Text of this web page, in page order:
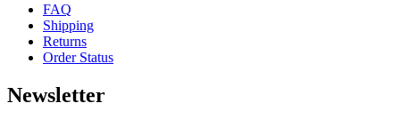
FAQ
Shipping
Returns
Order Status
Newsletter